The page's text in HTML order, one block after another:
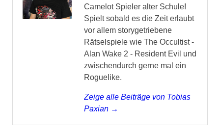
Camelot Spieler alter Schule!
Spielt sobald es die Zeit erlaubt
vor allem storygetriebene
Rätselspiele wie The Occultist -
Alan Wake 2 - Resident Evil und
zwischendurch gerne mal ein
Roguelike.
Zeige alle Beiträge von Tobias
Paxian →